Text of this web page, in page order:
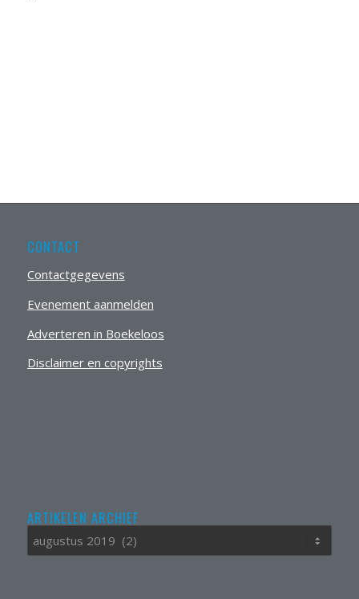
CONTACT
Contactgegevens
Evenement aanmelden
Adverteren in Boekeloos
Disclaimer en copyrights
ARTIKELEN ARCHIEF